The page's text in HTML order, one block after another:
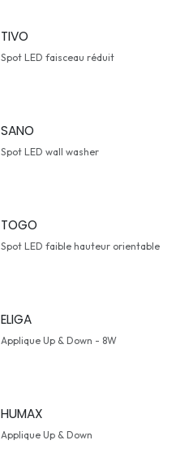
TIVO
Spot LED faisceau réduit
SANO
Spot LED wall washer
TOGO
Spot LED faible hauteur orientable
ELIGA
Applique Up & Down - 8W
HUMAX
Applique Up & Down